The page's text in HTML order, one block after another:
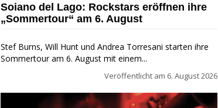
Soiano del Lago: Rockstars eröffnen ihre
„Sommertour“ am 6. August
Stef Burns, Will Hunt und Andrea Torresani starten ihre
Sommertour am 6. August mit einem...
Veröffentlicht am 6. August 2026